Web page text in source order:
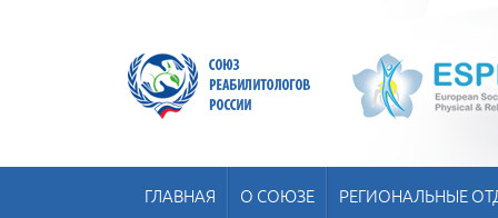
ГЛАВНАЯ О СОЮЗЕ РЕГИОНАЛЬНЫЕ